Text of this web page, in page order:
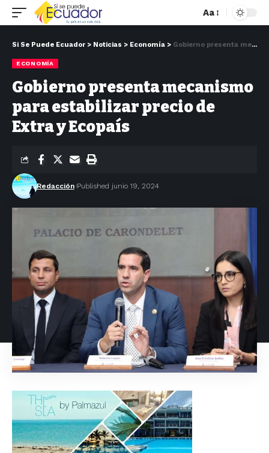
Aa
Si Se Puede Ecuador > Noticias > Economía > Gobierno presenta mecanismo para estabilizar precio de Extra y Ecopaís
ECONOMÍA
Gobierno presenta mecanismo
para estabilizar precio de
Extra y Ecopaís
Redacción Published junio 19, 2024